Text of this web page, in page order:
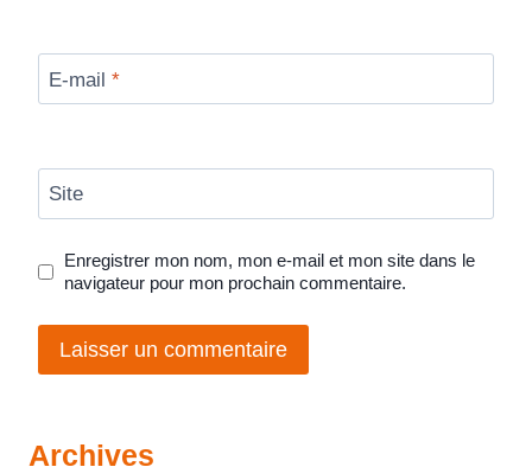
E-mail *
Site
Enregistrer mon nom, mon e-mail et mon site dans le
navigateur pour mon prochain commentaire.
Archives